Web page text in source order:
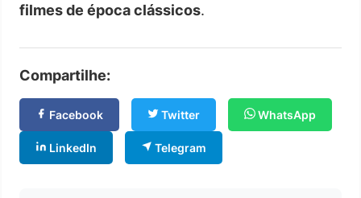
filmes de época clássicos.
Compartilhe:
Facebook Twitter WhatsApp
LinkedIn Telegram